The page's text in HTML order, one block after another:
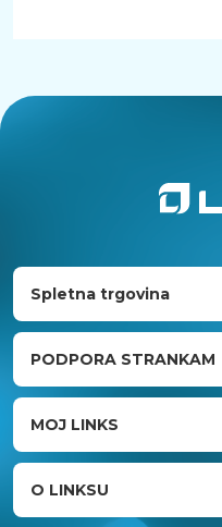
Spletna trgovina
PODPORA STRANKAM
MOJ LINKS
O LINKSU